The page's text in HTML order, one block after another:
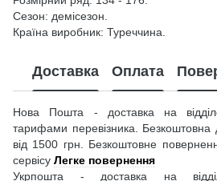
Сезон: демісезон.
Країна виробник: Туреччина.
Доставка Оплата
Нова Пошта - доставка на
тарифами перевізника. Безкоштовна
від 1500 грн. Безкоштовне
сервісу Легке повернення
Укрпошта - доставка на